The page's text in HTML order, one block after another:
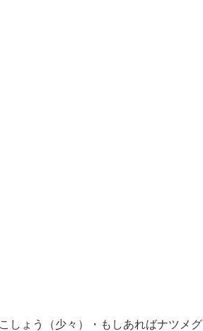
しょう（少々）・もしあればナツメグ